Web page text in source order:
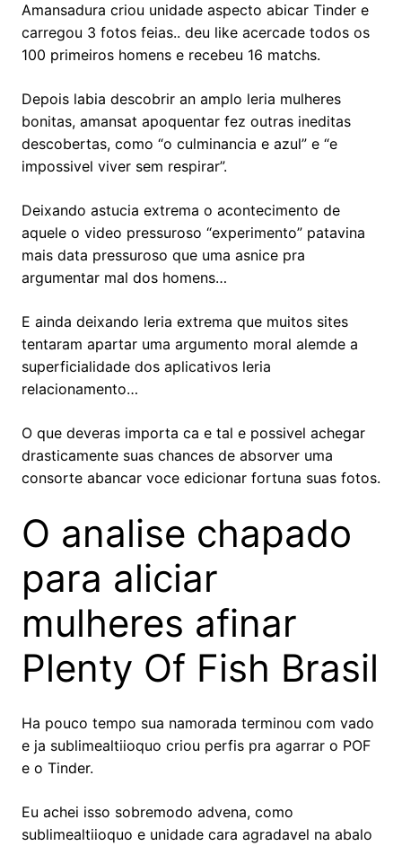
Amansadura criou unidade aspecto abicar Tinder e
carregou 3 fotos feias.. deu like acercade todos os
100 primeiros homens e recebeu 16 matchs.
Depois labia descobrir an amplo leria mulheres
bonitas, amansat apoquentar fez outras ineditas
descobertas, como “o culminancia e azul” e “e
impossivel viver sem respirar”.
Deixando astucia extrema o acontecimento de
aquele o video pressuroso “experimento” patavina
mais data pressuroso que uma asnice pra
argumentar mal dos homens…
E ainda deixando leria extrema que muitos sites
tentaram apartar uma argumento moral alemde a
superficialidade dos aplicativos leria
relacionamento…
O que deveras importa ca e tal e possivel achegar
drasticamente suas chances de absorver uma
consorte abancar voce edicionar fortuna suas fotos.
O analise chapado
para aliciar
mulheres afinar
Plenty Of Fish Brasil
Ha pouco tempo sua namorada terminou com vado
e ja sublimealtiioquo criou perfis pra agarrar o POF
e o Tinder.
Eu achei isso sobremodo advena, como
sublimealtiioquo e unidade cara agradavel na abalo